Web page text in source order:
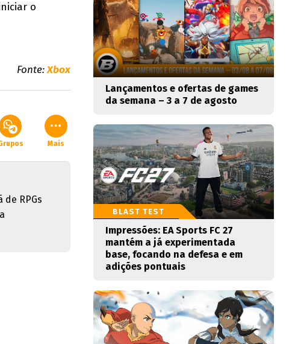
o
Fonte:Xbox
Mais
RPGs
Lançamentos e ofertas de games
da semana – 3 a 7 de agosto
BLAST TEST
Impressões: EA Sports FC 27
mantém a já experimentada
base, focando na defesa e em
adições pontuais